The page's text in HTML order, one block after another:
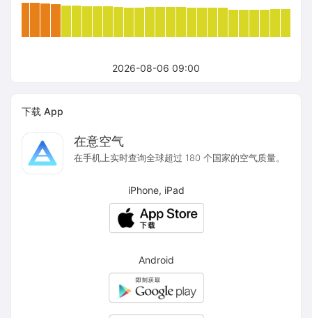
2026-08-06 09:00
下载 App
在意空气
在手机上实时查询全球超过 180 个国家的空气质量。
iPhone, iPad
Android